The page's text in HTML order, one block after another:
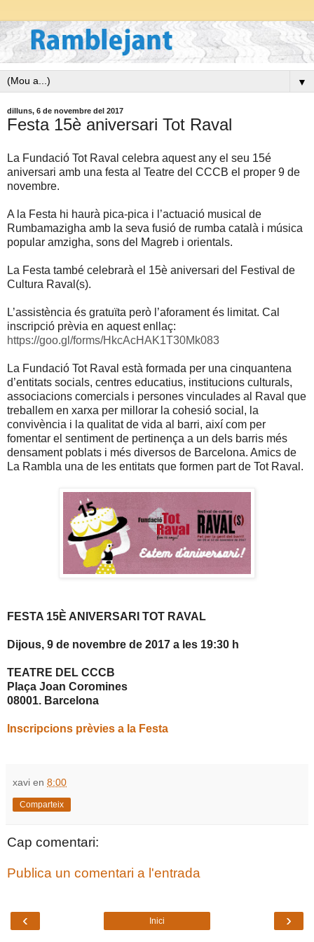
▼
dilluns, 6 de novembre del 2017
Festa 15è aniversari Tot Raval
La Fundació Tot Raval celebra aquest any el seu 15é
aniversari amb una festa al Teatre del CCCB el proper 9 de
novembre.
A la Festa hi haurà pica-pica i l’actuació musical de
Rumbamazigha amb la seva fusió de rumba català i música
popular amzigha, sons del Magreb i orientals.
La Festa també celebrarà el 15è aniversari del Festival de
Cultura Raval(s).
L’assistència és gratuïta però l’aforament és limitat. Cal
inscripció prèvia en aquest enllaç:
https://goo.gl/forms/HkcAcHAK1T30Mk083
La Fundació Tot Raval està formada per una cinquantena
d’entitats socials, centres educatius, institucions culturals,
associacions comercials i persones vinculades al Raval que
treballem en xarxa per millorar la cohesió social, la
convivència i la qualitat de vida al barri, així com per
fomentar el sentiment de pertinença a un dels barris més
densament poblats i més diversos de Barcelona. Amics de
La Rambla una de les entitats que formen part de Tot Raval.
FESTA 15È ANIVERSARI TOT RAVAL
Dijous, 9 de novembre de 2017 a les 19:30 h
TEATRE DEL CCCB
Plaça Joan Coromines
08001. Barcelona
Inscripcions prèvies a la Festa
xavi en 8:00
Comparteix
Cap comentari:
Publica un comentari a l'entrada
‹ ›
Inici